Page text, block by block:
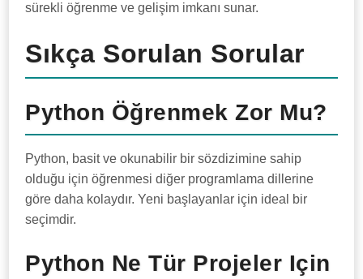
sürekli öğrenme ve gelişim imkanı sunar.
Sıkça Sorulan Sorular
Python Öğrenmek Zor Mu?
Python, basit ve okunabilir bir sözdizimine sahip
olduğu için öğrenmesi diğer programlama dillerine
göre daha kolaydır. Yeni başlayanlar için ideal bir
seçimdir.
Python Ne Tür Projeler Için